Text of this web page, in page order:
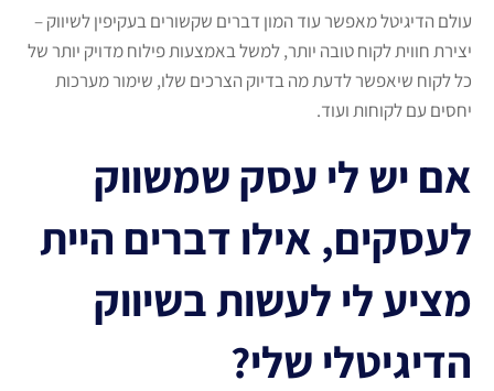
עולם הדיגיטל מאפשר עוד המון דברים שקשורים בעקיפין לשיווק –
יצירת חווית לקוח טובה יותר, למשל באמצעות פילוח מדויק יותר של
כל לקוח שיאפשר לדעת מה בדיוק הצרכים שלו, שימור מערכות
יחסים עם לקוחות ועוד.
אם יש לי עסק שמשווק
לעסקים, אילו דברים היית
מציע לי לעשות בשיווק
הדיגיטלי שלי?